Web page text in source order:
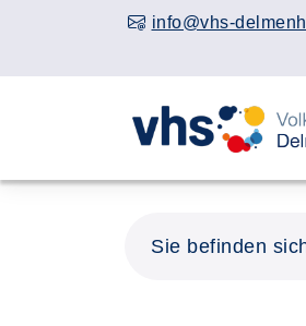
info@vhs-
Sie befinden